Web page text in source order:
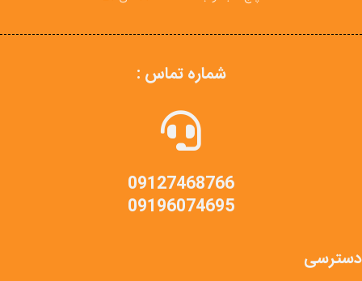
شماره تماس :
09127468766
09196074695
دسترسی